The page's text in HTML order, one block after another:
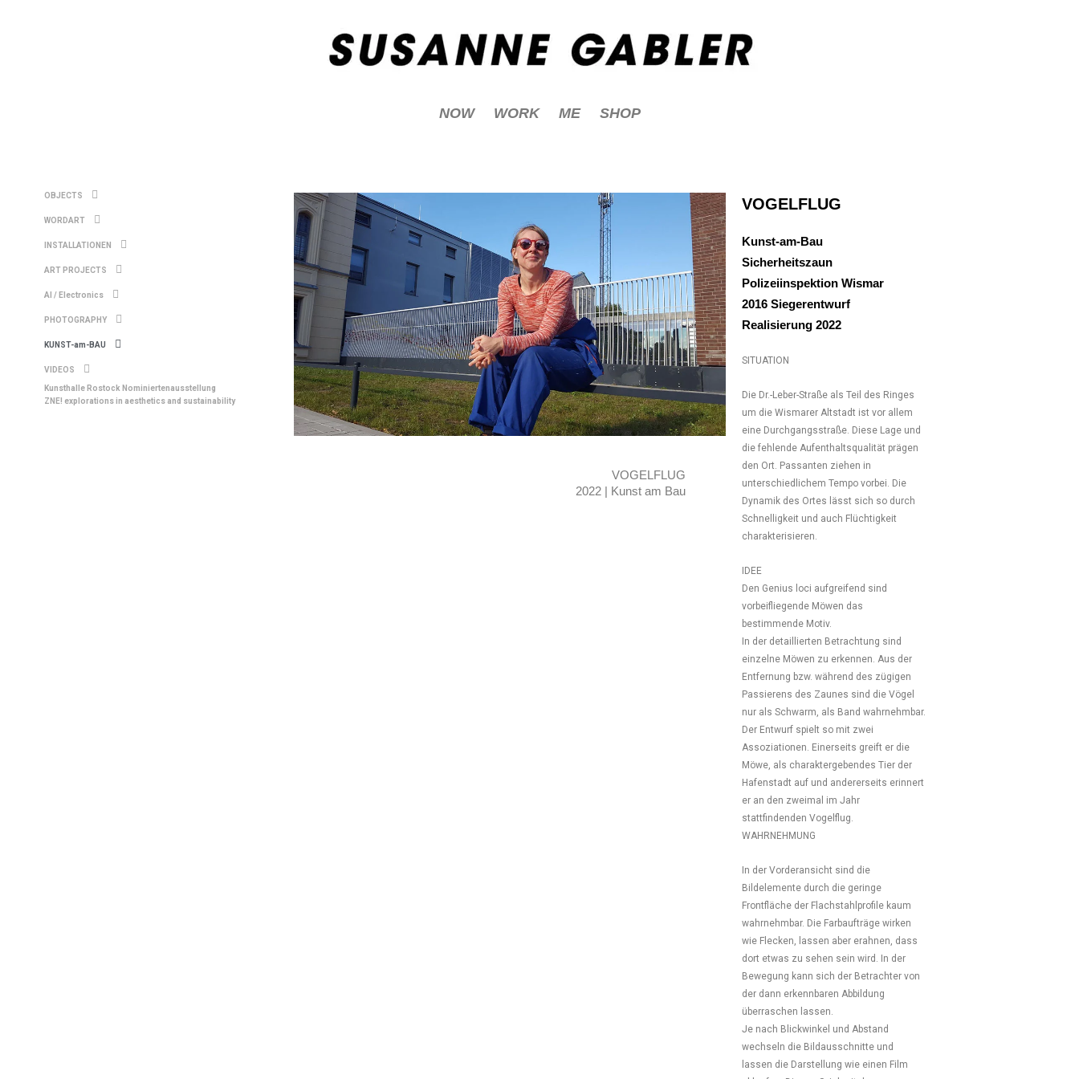
NOW WORK ME SHOP
OBJECTS
WORDART
INSTALLATIONEN
ART PROJECTS
AI / Electronics
PHOTOGRAPHY
KUNST-am-BAU
VIDEOS
Kunsthalle Rostock Nominiertenausstellung
ZNE! explorations in aesthetics and sustainability
VOGELFLUG
2022 | Kunst am Bau
VOGELFLUG
Kunst-am-Bau
Sicherheitszaun
Polizeiinspektion Wismar
2016 Siegerentwurf
Realisierung 2022
SITUATION
Die Dr.-Leber-Straße als Teil des Ringes
um die Wismarer Altstadt ist vor allem
eine Durchgangsstraße. Diese Lage und
die fehlende Aufenthaltsqualität prägen
den Ort. Passanten ziehen in
unterschiedlichem Tempo vorbei. Die
Dynamik des Ortes lässt sich so durch
Schnelligkeit und auch Flüchtigkeit
charakterisieren.
IDEE
Den Genius loci aufgreifend sind
vorbeifliegende Möwen das
bestimmende Motiv.
In der detaillierten Betrachtung sind
einzelne Möwen zu erkennen. Aus der
Entfernung bzw. während des zügigen
Passierens des Zaunes sind die Vögel
nur als Schwarm, als Band wahrnehmbar.
Der Entwurf spielt so mit zwei
Assoziationen. Einerseits greift er die
Möwe, als charaktergebendes Tier der
Hafenstadt auf und andererseits erinnert
er an den zweimal im Jahr
stattfindenden Vogelflug.
WAHRNEHMUNG
In der Vorderansicht sind die
Bildelemente durch die geringe
Frontfläche der Flachstahlprofile kaum
wahrnehmbar. Die Farbaufträge wirken
wie Flecken, lassen aber erahnen, dass
dort etwas zu sehen sein wird. In der
Bewegung kann sich der Betrachter von
der dann erkennbaren Abbildung
überraschen lassen.
Je nach Blickwinkel und Abstand
wechseln die Bildausschnitte und
lassen die Darstellung wie einen Film